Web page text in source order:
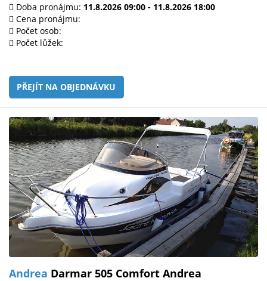
Doba pronájmu: 11.8.2026 09:00 - 11.8.2026 18:00
Cena pronájmu:
Počet osob:
Počet lůžek:
PŘEJÍT NA OBJEDNÁVKU
Andrea Darmar 505 Comfort Andrea
mailem.
objednat
poukaz